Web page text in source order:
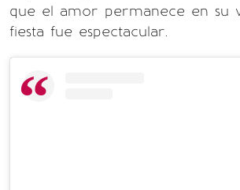
que el amor permanece en su
fiesta fue espectacular.